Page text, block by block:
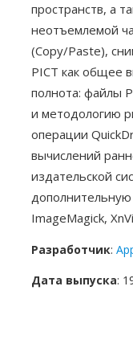
пространств, а
неотъемлемой
(Copy/Paste),
PICT как общее
полнота: файлы
и методологию
операции
вычислений
издательской
дополнительную
ImageMagick,
Разработчик:
Дата выпуска: